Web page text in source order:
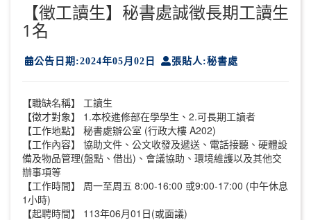
【徵工讀生】秘書處誠徵長期工讀生
1名
公告日期:2024年05月02日 張貼人:秘書處
【職缺名稱】 工讀生
【徵才對象】 1.本校進修部在學學生、2.可長期工讀者
【工作地點】 秘書處辦公室 (行政大樓 A202)
【工作內容】 協助文件、公文收發及遞送、電話接聽、硬體設
備及物品管理(盤點、借出)、會議協助、環境維護以及其他交
辦事項等
【工作時間】 周一至周五 8:00-16:00 或9:00-17:00 (中午休息
1小時)
【起聘時間】 113年06月01日(或面議)